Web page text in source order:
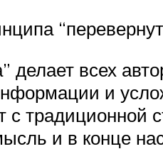
делает всех
и
с традиционной
и в конце